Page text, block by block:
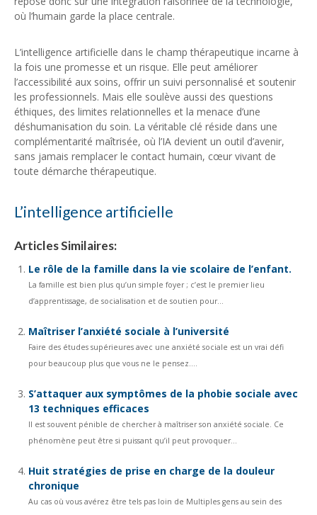
où l’humain garde la place centrale.
L’intelligence artificielle dans le champ thérapeutique incarne à
la fois une promesse et un risque. Elle peut améliorer
l’accessibilité aux soins, offrir un suivi personnalisé et soutenir
les professionnels. Mais elle soulève aussi des questions
éthiques, des limites relationnelles et la menace d’une
déshumanisation du soin. La véritable clé réside dans une
complémentarité maîtrisée, où l’IA devient un outil d’avenir,
sans jamais remplacer le contact humain, cœur vivant de
toute démarche thérapeutique.
L’intelligence artificielle
Articles Similaires:
Le rôle de la famille dans la vie scolaire de l’enfant.
La famille est bien plus qu’un simple foyer ; c’est le premier lieu
d’apprentissage, de socialisation et de soutien pour...
Maîtriser l’anxiété sociale à l’université
Faire des études supérieures avec une anxiété sociale est un vrai défi
pour beaucoup plus que vous ne le pensez....
S’attaquer aux symptômes de la phobie sociale avec
13 techniques efficaces
Il est souvent pénible de chercher à maîtriser son anxiété sociale. Ce
phénomène peut être si puissant qu’il peut provoquer...
Huit stratégies de prise en charge de la douleur
chronique
Au cas où vous avérez être tels pas loin de Multiples gens au sein des